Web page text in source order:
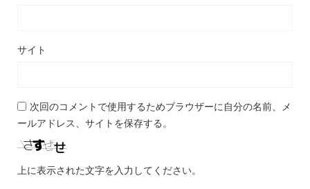
サイト
次回のコメントで使用するためブラウザーに自分の名前、メ
ールアドレス、サイトを保存する。
上に表示された文字を入力してください。